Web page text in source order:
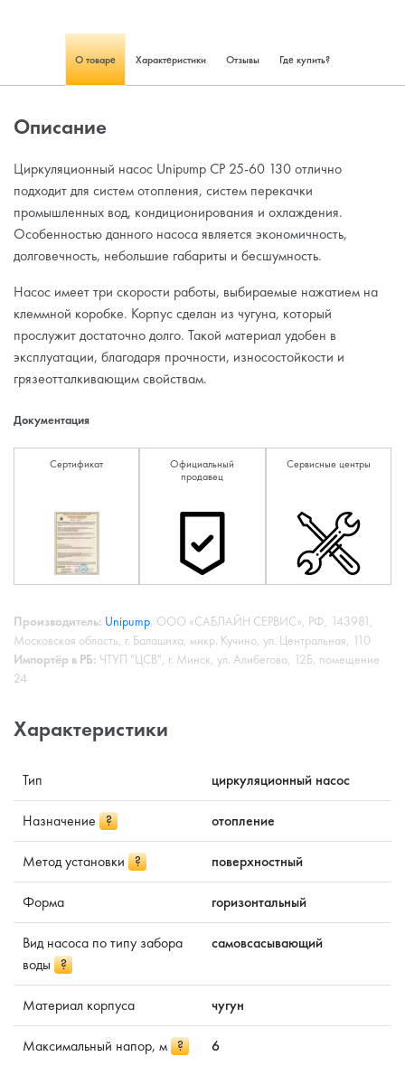
О товаре Характеристики Отзывы Где купить?
Описание
Циркуляционный насос Unipump CP 25-60 130 отлично
подходит для систем отопления, систем перекачки
промышленных вод, кондиционирования и охлаждения.
Особенностью данного насоса является экономичность,
долговечность, небольшие габариты и бесшумность.
Насос имеет три скорости работы, выбираемые нажатием на
клеммной коробке. Корпус сделан из чугуна, который
прослужит достаточно долго. Такой материал удобен в
эксплуатации, благодаря прочности, износостойкости и
грязеотталкивающим свойствам.
Документация
Сертификат
Официальный
продавец
Сервисные центры
Производитель: Unipump, ООО «САБЛАЙН СЕРВИС», РФ, 143981,
Московская область, г. Балашиха, микр. Кучино, ул. Центральная, 110
Импортёр в РБ: ЧТУП "ЦСВ", г. Минск, ул. Алибегова, 12Б, помещение
24
Характеристики
Тип циркуляционный насос
Назначение ? отопление
Метод установки ? поверхностный
Форма горизонтальный
Вид насоса по типу забора
воды ?
самовсасывающий
Материал корпуса чугун
Максимальный напор, м ? 6